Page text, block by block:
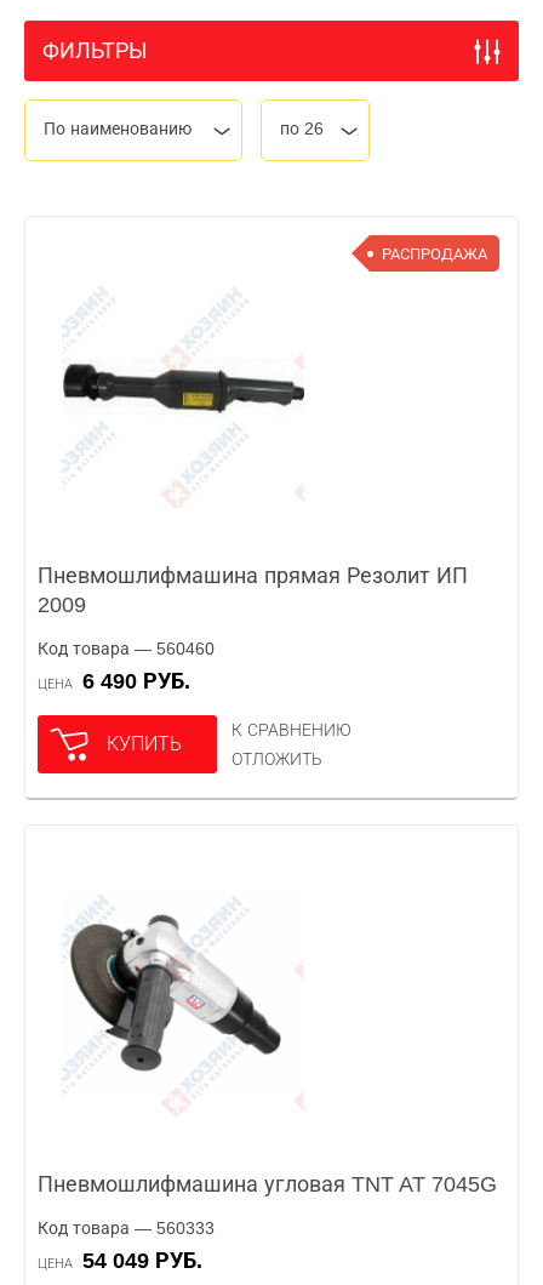
ФИЛЬТРЫ
По наименованию по 26
РАСПРОДАЖА
Пневмошлифмашина прямая Резолит ИП
2009
Код товара — 560460
ЦЕНА 6 490 РУБ.
КУПИТЬ
К СРАВНЕНИЮ
ОТЛОЖИТЬ
Пневмошлифмашина угловая TNT AT 7045G
Код товара — 560333
ЦЕНА 54 049 РУБ.